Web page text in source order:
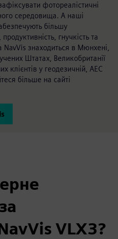
фотореалістичні
середовища. А наші
більшу
гнучкість та
NavVis знаходиться в Мюнхені,
Штатах, Великобританії
клієнтів у геодезичній, AEC
більше на сайті
VLX3?